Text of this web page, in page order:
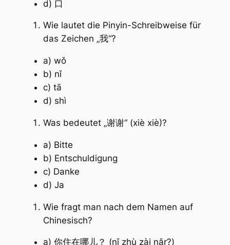
d) 口
Wie lautet die Pinyin-Schreibweise für
das Zeichen „我“?
a) wǒ
b) nǐ
c) tā
d) shì
Was bedeutet „谢谢“ (xiè xiè)?
a) Bitte
b) Entschuldigung
c) Danke
d) Ja
Wie fragt man nach dem Namen auf
Chinesisch?
a) 你住在哪儿？ (nǐ zhù zài nǎr?)